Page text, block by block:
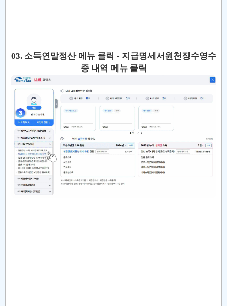
03. 소득연말정산 메뉴 클릭 - 지급명세서원천징수영수
증 내역 메뉴 클릭